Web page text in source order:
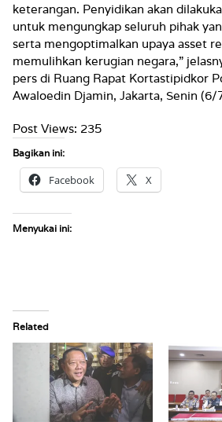
keterangan. Penyidikan akan
untuk mengungkap seluruh pihak
serta mengoptimalkan upaya asset
memulihkan kerugian negara,”
pers di Ruang Rapat Kortastipidkor
Awaloedin Djamin, Jakarta, Senin (6/
Post Views: 235
Bagikan ini:
Facebook X
Menyukai ini:
Related